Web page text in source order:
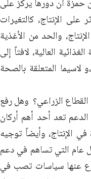
حمزة أن دورها يركز على
الإنتاج، كالتغيرات
والحد من الأغذية
العالية، لافتاً إلى
لاسيما المتعلقة بالصحة
الزراعي؟ وهل رفع
تعد أحد أهم أركان
الإنتاج، وأيضاً توجيه
عام التي تساهم في دعم
عنها سياسات تصب في